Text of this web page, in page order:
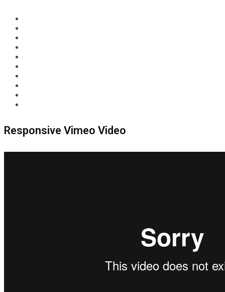
Responsive Vimeo Video